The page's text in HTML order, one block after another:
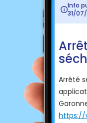
Info
31/
Arrêté
https://